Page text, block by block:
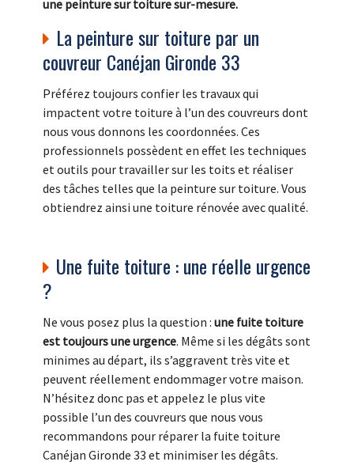
une peinture sur toiture sur-mesure.
La peinture sur toiture par un
couvreur Canéjan Gironde 33
Préférez toujours confier les travaux qui
impactent votre toiture à l’un des couvreurs dont
nous vous donnons les coordonnées. Ces
professionnels possèdent en effet les techniques
et outils pour travailler sur les toits et réaliser
des tâches telles que la peinture sur toiture. Vous
obtiendrez ainsi une toiture rénovée avec qualité.
Une fuite toiture : une réelle urgence
?
Ne vous posez plus la question : une fuite toiture
est toujours une urgence. Même si les dégâts sont
minimes au départ, ils s’aggravent très vite et
peuvent réellement endommager votre maison.
N’hésitez donc pas et appelez le plus vite
possible l’un des couvreurs que nous vous
recommandons pour réparer la fuite toiture
Canéjan Gironde 33 et minimiser les dégâts.